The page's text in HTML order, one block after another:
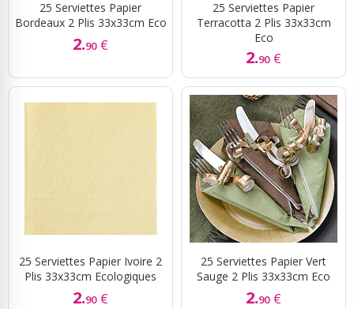
25 Serviettes Papier
Bordeaux 2 Plis 33x33cm Eco
2.90 €
25 Serviettes Papier
Terracotta 2 Plis 33x33cm
Eco
2.90 €
25 Serviettes Papier Ivoire 2
Plis 33x33cm Ecologiques
2.90 €
25 Serviettes Papier Vert
Sauge 2 Plis 33x33cm Eco
2.90 €